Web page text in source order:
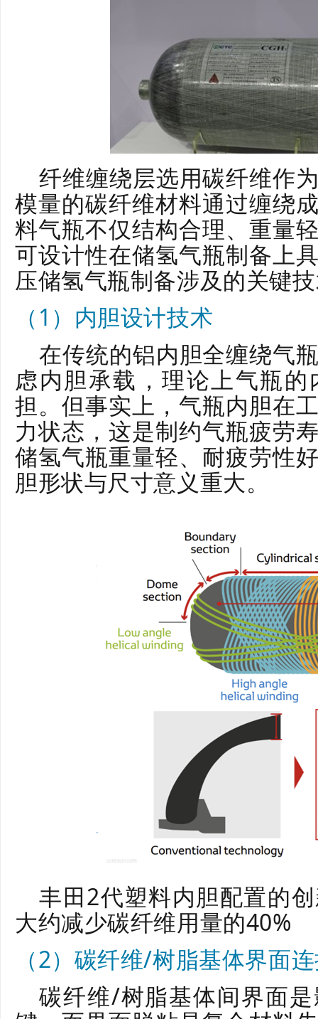
纤维缠绕层选用碳纤维作
模量的碳纤维材料通过缠绕
料气瓶不仅结构合理、重量
可设计性在储氢气瓶制备上
压储氢气瓶制备涉及的关键
（1）内胆设计技术
在传统的铝内胆全缠绕气
虑内胆承载，理论上气瓶
担。但事实上，气瓶内胆在
力状态，这是制约气瓶疲劳
储氢气瓶重量轻、耐疲劳性
胆形状与尺寸意义重大。
丰田2代塑料内胆配置的
大约减少碳纤维用量的40%
（2）碳纤维/树脂基体界面
碳纤维/树脂基体间界面